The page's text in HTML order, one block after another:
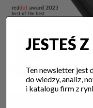
JESTEŚ
Ten newsletter jest
do wiedzy, analiz,
i katalogu firm z